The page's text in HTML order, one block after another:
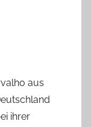
aus
ihrer